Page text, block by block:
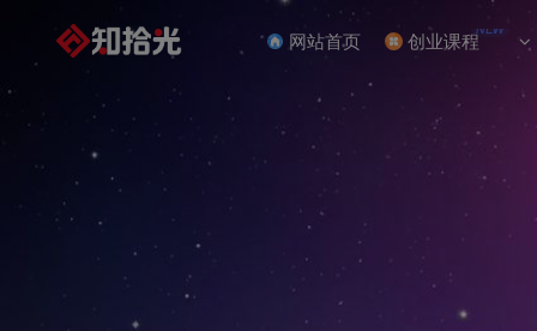
网站首页 创业课程NEW